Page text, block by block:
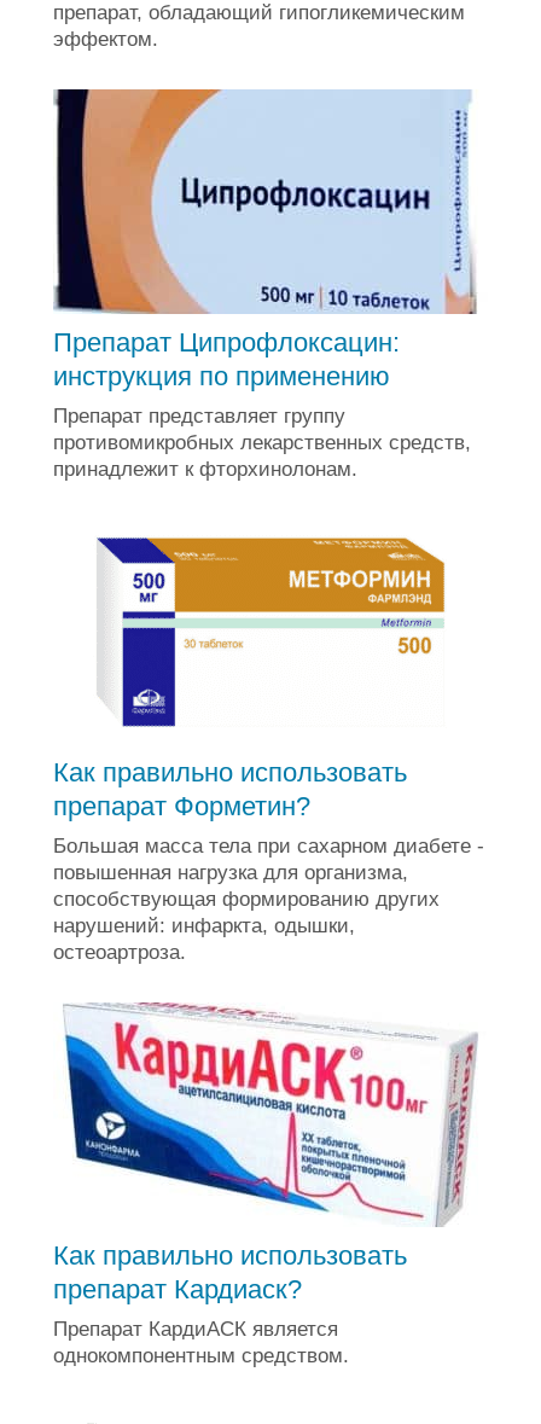
препарат, обладающий гипогликемическим
эффектом.
Препарат Ципрофлоксацин:
инструкция по применению
Препарат представляет группу
противомикробных лекарственных средств,
принадлежит к фторхинолонам.
Как правильно использовать
препарат Форметин?
Большая масса тела при сахарном диабете -
повышенная нагрузка для организма,
способствующая формированию других
нарушений: инфаркта, одышки,
остеоартроза.
Как правильно использовать
препарат Кардиаск?
Препарат КардиАСК является
однокомпонентным средством.